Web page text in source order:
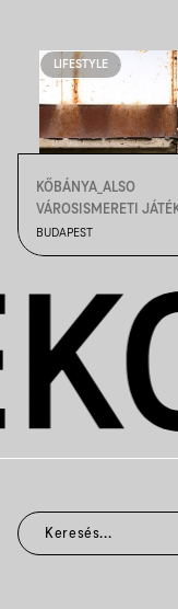
LIFESTYLE
KŐBÁNYA_ALSO
VÁROSISMERETI
BUDAPEST